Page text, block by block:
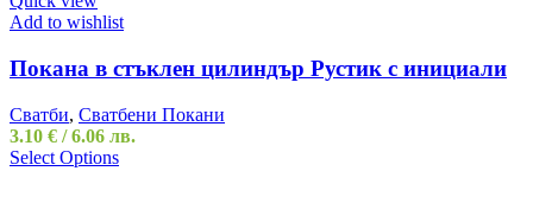
Add to wishlist
Покана в стъклен цилиндър Рустик с инициали
Сватби, Сватбени Покани
3.10 € / 6.06 лв.
Select Options